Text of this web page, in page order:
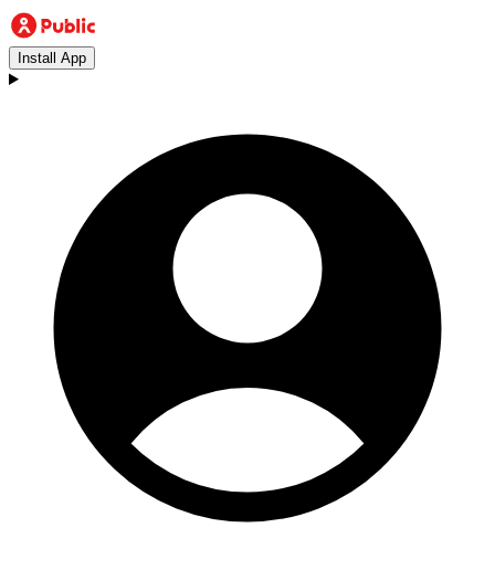
Install App